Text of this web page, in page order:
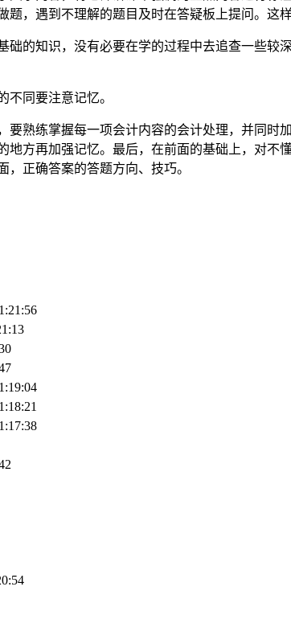
，遇到不理解的题目及时在答疑板上提问。这
础的知识，没有必要在学的过程中去追查一些
不同要注意记忆。
要熟练掌握每一项会计内容的会计处理，并同
地方再加强记忆。最后，在前面的基础上，对
正确答案的答题方向、技巧。